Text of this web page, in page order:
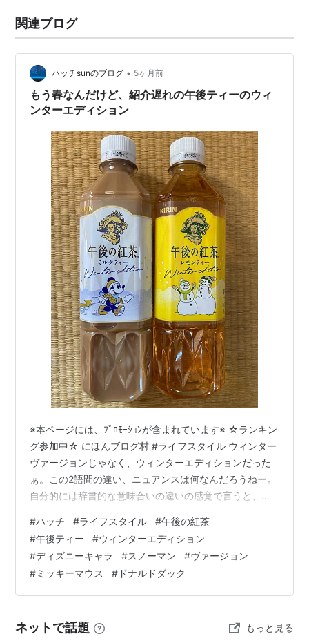
関連ブログ
ハッチsunのブログ • 5ヶ月前
もう春なんだけど、紹介遅れの午後ティーのウィ
ンターエディション
※本ページには、ﾌﾟﾛﾓｰｼｮﾝが含まれています※ ☆ランキン
グ参加中☆ にほんブログ村 #ライフスタイル ウィンター
ヴァージョンじゃなく、ウィンターエディションだった
ぁ。この2語間の違い、ニュアンスは何なんだろうねー。
自分的には辞書的な意味合いの違いの感覚で言うと、き
ていくことで、エディションは種類が増える過程におい
て、何らかの選択・選別・選抜という審査的なものがあ
り、より手間がかかっている印象がある。果たしてどう
か？ 前回シリーズリンク hatch51.com 全然だめな僕の
印象、、、、ヴァージョンには新旧の時間経過中での機
#ハッチ #ライフスタイル #午後の紅茶
#午後ティー #ウィンターエディション
#ディズニーキャラ #スノーマン #ヴァージョン
#ミッキーマウス # ドナルドダック
ネットで話題 もっと見る